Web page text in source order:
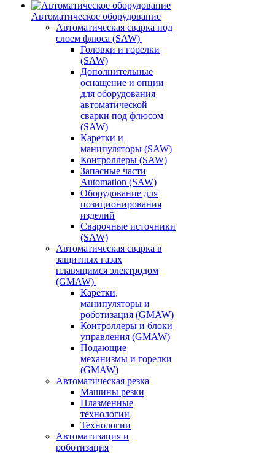
Автоматическое оборудование
Автоматическая сварка под
слоем флюса (SAW)
Головки и горелки
(SAW)
Дополнительные
оснащение и опции
для оборудования
автоматической
сварки под флюсом
(SAW)
Каретки и
манипуляторы (SAW)
Контроллеры (SAW)
Запасные части
Automation (SAW)
Оборудование для
позиционирования
изделий
Сварочные источники
(SAW)
Автоматическая сварка в
защитных газах
плавящимся электродом
(GMAW)
Каретки,
манипуляторы и
роботизация (GMAW)
Контроллеры и блоки
управления (GMAW)
Подающие
механизмы и горелки
(GMAW)
Автоматическая резка
Машины резки
Плазменные
технологии
Технологии
Автоматизация и
роботизация